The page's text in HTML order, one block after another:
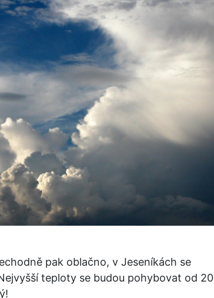
pak oblačno, v Jeseníkách se
teploty se budou pohybovat od 20